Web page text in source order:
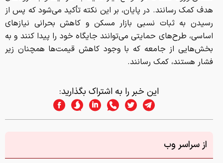
هدف کمک رسانند. در پایان، بر این نکته تأکید می‌شود که پس از
رسیدن به ثبات نسبی بازار مسکن و کاهش بحرانی نیازهای
اساسی، طرح‌های حمایتی می‌توانند جایگاه خود را پیدا کنند و به
بخش‌هایی از جامعه که با وجود کاهش قیمت‌ها همچنان زیر
فشار هستند، کمک رسانند.
این خبر را به اشتراک بگذارید:
از سراسر وب